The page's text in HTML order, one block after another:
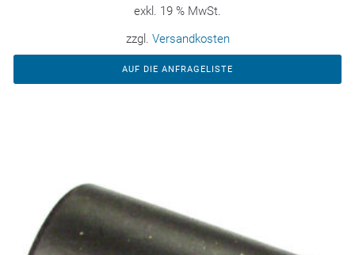
exkl. 19 % MwSt.
zzgl. Versandkosten
AUF DIE ANFRAGELISTE